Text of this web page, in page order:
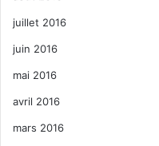
juillet 2016
juin 2016
mai 2016
avril 2016
mars 2016